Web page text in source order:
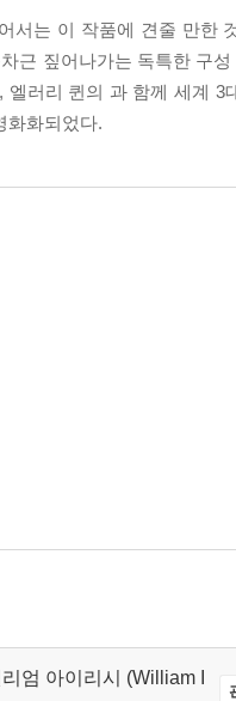
서는 이 작품에 견줄 만한
근 짚어나가는 독특한 구
엘러리 퀸의 과 함께 세계 3
화화되었다.
엄 아이리시 (William I